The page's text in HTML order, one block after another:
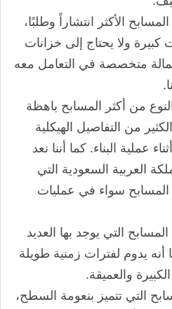
الأكثر انتشاراً وطلبًا،
كبيرة ولا يحتاج إلى خزانات
متخصصة في التعامل معه
من أكثر المسابح باهظة
من التفاصيل الهيكلية
عملية البناء. كما أننا نعد
العربية السعودية التي
المسابح سواء في عمليات
التي يوجد بها العديد
يدوم لفترات زمنية طويلة
والعميقة.
التي تتميز بنعومة السطح،